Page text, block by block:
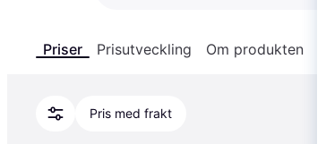
Priser Prisutveckling Om produkten
Pris med frakt